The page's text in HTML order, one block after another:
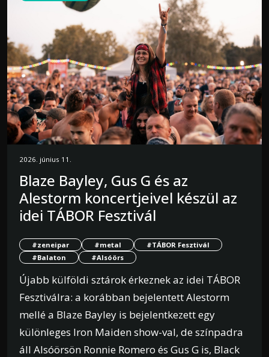
2026. június 11.
Blaze Bayley, Gus G és az
Alestorm koncertjeivel készül az
idei TÁBOR Fesztivál
#zeneipar #metal
#TÁBOR Fesztivál
#Balaton
#Alsóörs
Újabb külföldi sztárok érkeznek az idei TÁBOR
Fesztiválra: a korábban bejelentett Alestorm
mellé a Blaze Bayley is bejelentkezett egy
különleges Iron Maiden show-val, de színpadra
áll Alsóörsön Ronnie Romero és Gus G is, Black